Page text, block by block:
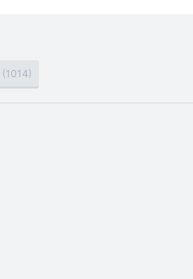
(1014)